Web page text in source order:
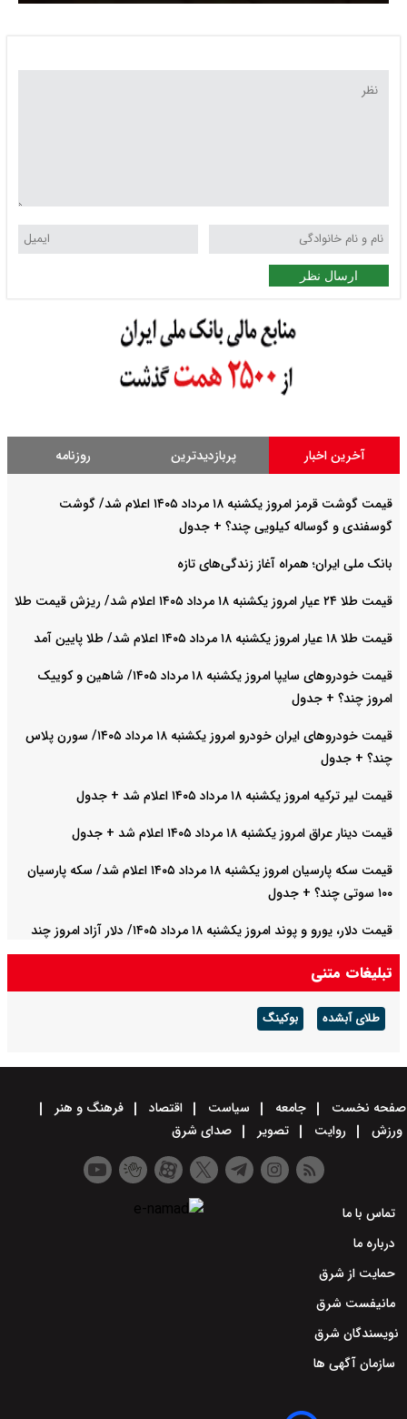
ارسال نظر
آخرین اخبار پربازدیدترین روزنامه
قیمت گوشت قرمز امروز یکشنبه ۱۸ مرداد ۱۴۰۵ اعلام شد/ گوشت
گوسفندی و گوساله کیلویی چند؟ + جدول
بانک ملی ایران؛ همراه آغاز زندگی‌های تازه
قیمت طلا ۲۴ عیار امروز یکشنبه ۱۸ مرداد ۱۴۰۵ اعلام شد/ ریزش قیمت طلا
قیمت طلا ۱۸ عیار امروز یکشنبه ۱۸ مرداد ۱۴۰۵ اعلام شد/ طلا پایین آمد
قیمت خودرو‌های سایپا امروز یکشنبه ۱۸ مرداد ۱۴۰۵/ شاهین و کوییک
امروز چند؟ + جدول
قیمت خودرو‌های ایران خودرو امروز یکشنبه ۱۸ مرداد ۱۴۰۵/ سورن پلاس
چند؟ + جدول
قیمت لیر ترکیه امروز یکشنبه ۱۸ مرداد ۱۴۰۵ اعلام شد + جدول
قیمت دینار عراق امروز یکشنبه ۱۸ مرداد ۱۴۰۵ اعلام شد + جدول
قیمت سکه پارسیان امروز یکشنبه ۱۸ مرداد ۱۴۰۵ اعلام شد/ سکه پارسیان
۱۰۰ سوتی چند؟ + جدول
قیمت دلار، یورو و پوند امروز یکشنبه ۱۸ مرداد ۱۴۰۵/ دلار آزاد امروز چند
قیمت خورد؟ + جدول
تبلیغات متنی
طلای آبشده بوکینگ
صفحه نخست جامعه سیاست اقتصاد
فرهنگ و هنر
ورزش
روایت تصویر صدای شرق
تماس با ما
درباره ما
حمایت از شرق
مانیفست شرق
نویسندگان شرق
سازمان آگهی ها